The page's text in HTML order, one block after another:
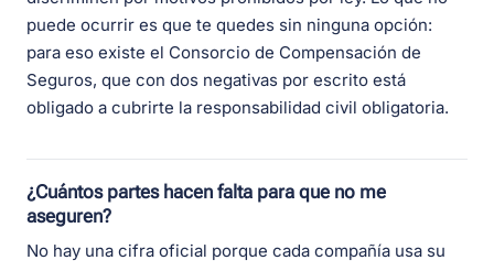
puede ocurrir es que te quedes sin ninguna opción:
para eso existe el Consorcio de Compensación de
Seguros, que con dos negativas por escrito está
obligado a cubrirte la responsabilidad civil obligatoria.
¿Cuántos partes hacen falta para que no me
aseguren?
No hay una cifra oficial porque cada compañía usa su